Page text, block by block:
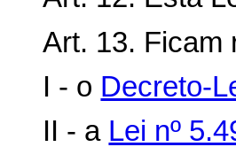
Art. 13. Ficam
I - o Decreto-
II - a Lei nº